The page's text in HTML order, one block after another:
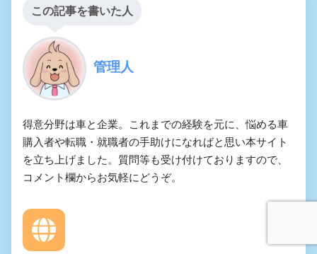
この記事を書いた人
管理人
得意分野は車と企業。これまでの経験を元に、悩める車
購入者や転職・就職者の手助けになればと思い本サイト
を立ち上げました。質問等も受け付けておりますので、
コメント欄からお気軽にどうぞ。